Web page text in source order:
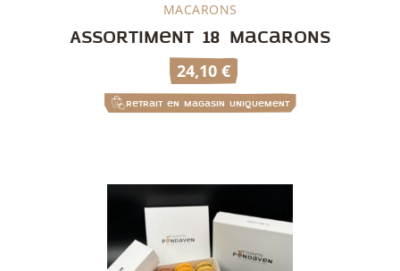
Découvrir
Assortiment 18 macarons
MACARONS
24,10 €
Retrait en magasin uniquement